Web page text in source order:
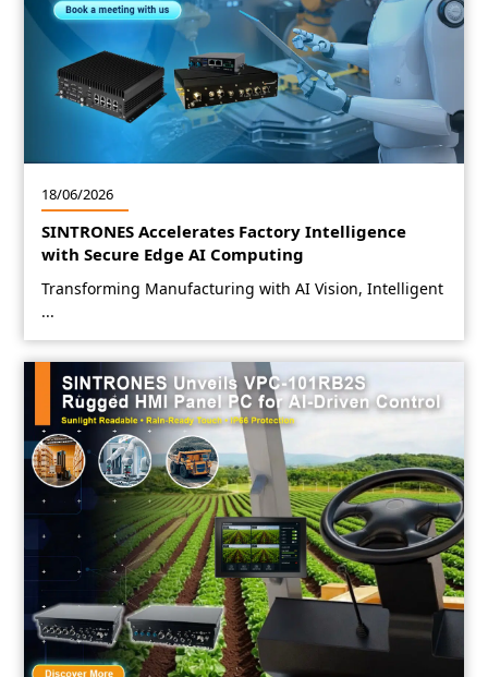
18/06/2026
SINTRONES Accelerates Factory Intelligence
with Secure Edge AI Computing
Transforming Manufacturing with AI Vision, Intelligent
...